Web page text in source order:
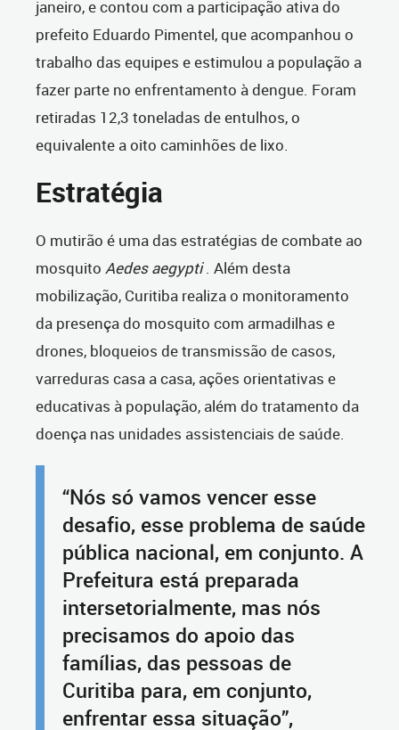
janeiro, e contou com a participação ativa do
prefeito Eduardo Pimentel, que acompanhou o
trabalho das equipes e estimulou a população a
fazer parte no enfrentamento à dengue. Foram
retiradas 12,3 toneladas de entulhos, o
equivalente a oito caminhões de lixo.
Estratégia
O mutirão é uma das estratégias de combate ao
mosquito Aedes aegypti. Além desta
mobilização, Curitiba realiza o monitoramento
da presença do mosquito com armadilhas e
drones, bloqueios de transmissão de casos,
varreduras casa a casa, ações orientativas e
educativas à população, além do tratamento da
doença nas unidades assistenciais de saúde.
“Nós só vamos vencer esse
desafio, esse problema de saúde
pública nacional, em conjunto. A
Prefeitura está preparada
intersetorialmente, mas nós
precisamos do apoio das
famílias, das pessoas de
Curitiba para, em conjunto,
enfrentar essa situação”,